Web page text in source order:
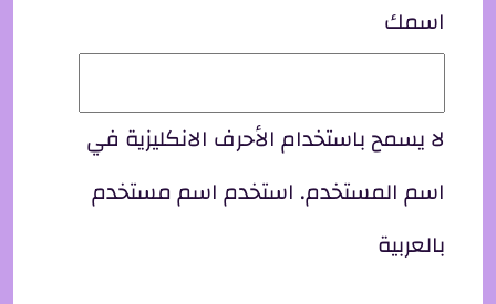
اسمك
لا يسمح باستخدام الأحرف الانكليزية في
اسم المستخدم. استخدم اسم مستخدم
بالعربية